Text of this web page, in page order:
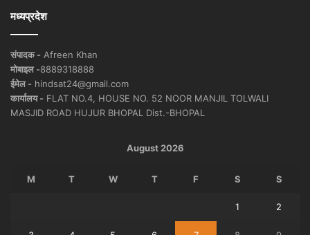
मध्यप्रदेश
संपादक - Afreen Khan
मोबाइल -8889318888
ईमेल - hindsat24@gmail.com
कार्यालय - FLAT NO.4, HOUSE NO. 52 NOOR MANJIL TOLWALI
MASJID ROAD HUJUR BHOPAL Dist.-BHOPAL
August 2026
M T W T F S S
1 2